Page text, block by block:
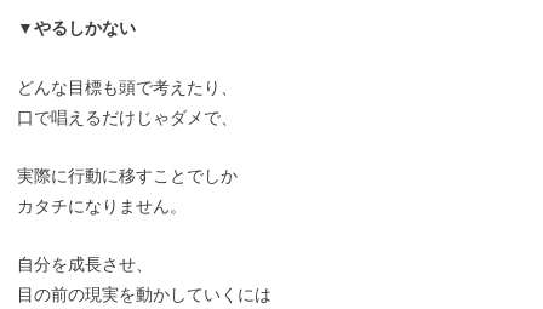
▼やるしかない
どんな目標も頭で考えたり、
口で唱えるだけじゃダメで、
実際に行動に移すことでしか
カタチになりません。
自分を成長させ、
目の前の現実を動かしていくには